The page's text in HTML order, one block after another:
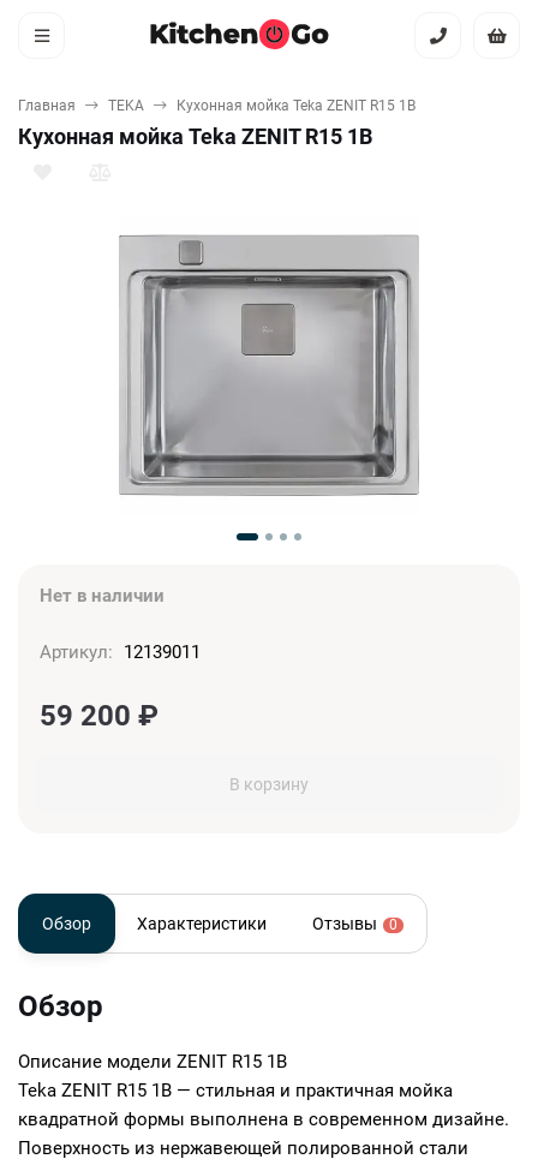
Главная TEKA Кухонная мойка Teka ZENIT R15 1B
Кухонная мойка Teka ZENIT R15 1B
Нет в наличии
Артикул: 12139011
59 200 ₽
В корзину
Обзор Характеристики Отзывы 0
Обзор
Описание модели ZENIT R15 1B
Teka ZENIT R15 1B — стильная и практичная мойка
квадратной формы выполнена в современном дизайне.
Поверхность из нержавеющей полированной стали